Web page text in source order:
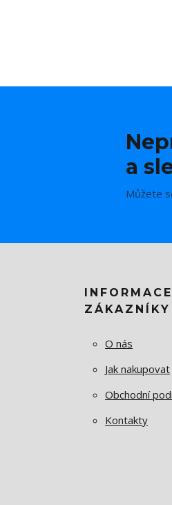
a
Můžete
ZÁKAZNÍKY
O nás
Jak nakupovat
Obchodní
Kontakty